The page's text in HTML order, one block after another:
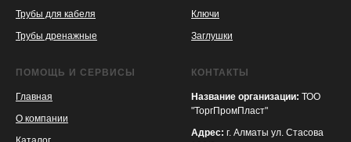
Трубы для кабеля
Трубы дренажные
Ключи
Заглушки
ПОМОЩЬ И СЕРВИСЫ
Главная
О компании
КОНТАКТЫ
Название организации: ТОО
"ТоргПромПласт"
Адрес: г. Алматы ул. Стасова